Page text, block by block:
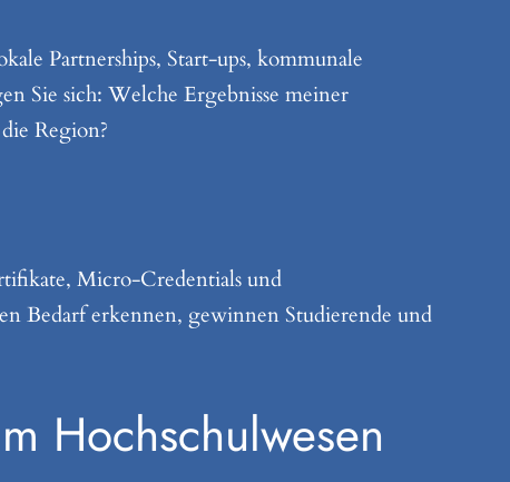
Partnerships, Start-ups, kommunale
Sie sich: Welche Ergebnisse meiner
Region?
Micro-Credentials und
Bedarf erkennen, gewinnen Studierende und
Hochschulwesen